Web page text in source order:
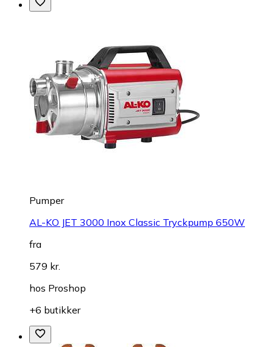
Pumper
AL-KO JET 3000 Inox Classic Tryckpump 650W
fra
579 kr.
hos Proshop
+6 butikker